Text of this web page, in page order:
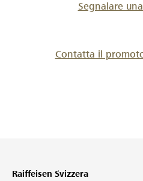
Segnalare
Contatta il
Raiffeisen Svizzera